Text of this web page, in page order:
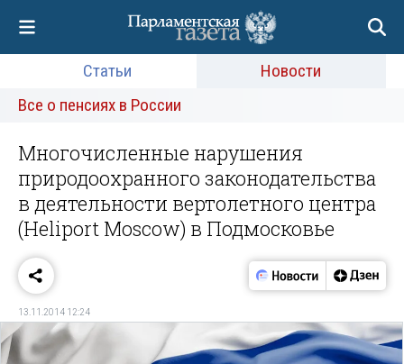
Статьи
Новости
Все о пенсиях в России
Многочисленные нарушения
природоохранного законодательства
в деятельности вертолетного центра
(Heliport Moscow) в Подмосковье
13.11.2014 12:24